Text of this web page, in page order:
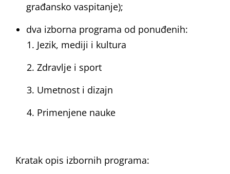
građansko vaspitanje);
dva izborna programa od ponuđenih:
Jezik, mediji i kultura
Zdravlje i sport
Umetnost i dizajn
Primenjene nauke
Kratak opis izbornih programa: